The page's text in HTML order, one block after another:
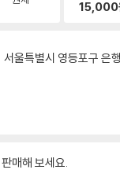
15,000
서울특별시 영등포구 은
매해 보세요.